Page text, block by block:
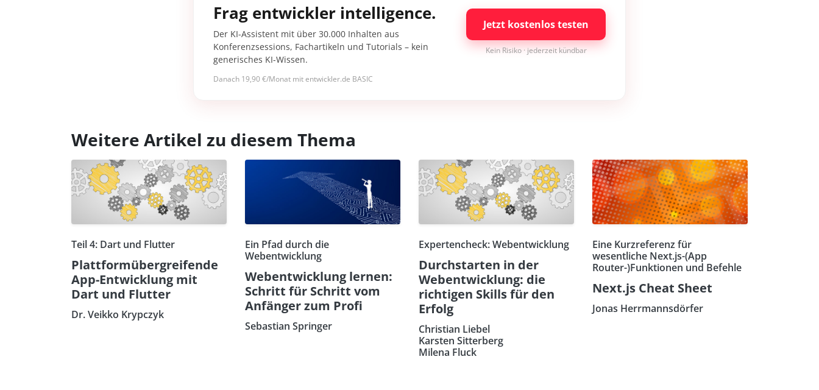
Frag entwickler intelligence.
Der KI-Assistent mit über 30.000 Inhalten aus
Konferenzsessions, Fachartikeln und Tutorials – kein
generisches KI-Wissen.
Danach 19,90 €/Monat mit entwickler.de BASIC
Jetzt kostenlos testen
Kein Risiko · jederzeit kündbar
Weitere Artikel zu diesem Thema
Teil 4: Dart und Flutter
Plattformübergreifende
App-Entwicklung mit
Dart und Flutter
Dr. Veikko Krypczyk
Ein Pfad durch die
Webentwicklung
Webentwicklung lernen:
Schritt für Schritt vom
Anfänger zum Profi
Sebastian Springer
Expertencheck: Webentwicklung
Durchstarten in der
Webentwicklung: die
richtigen Skills für den
Erfolg
Christian Liebel
Karsten Sitterberg
Milena Fluck
Eine Kurzreferenz für
wesentliche Next.js-(App
Router-)Funktionen und Befehle
Next.js Cheat Sheet
Jonas Herrmannsdörfer